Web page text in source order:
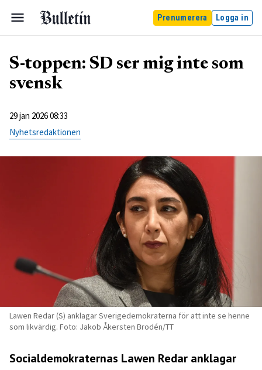
Prenumerera Logga in
S-toppen: SD ser mig inte som
svensk
29 jan 2026 08:33
Nyhetsredaktionen
Lawen Redar (S) anklagar Sverigedemokraterna för att inte se henne
som likvärdig. Foto: Jakob Åkersten Brodén/TT
Socialdemokraternas Lawen Redar anklagar